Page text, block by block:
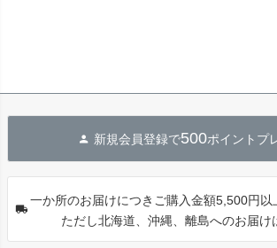
新規会員登録で500ポイントプ
一か所のお届けにつきご購入金額5,500円以
ただし北海道、沖縄、離島へのお届け